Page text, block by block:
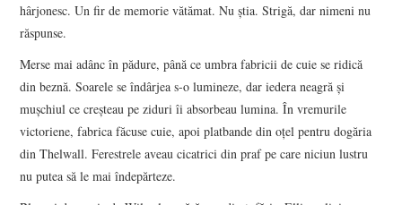
hârjonesc. Un fir de memorie vătămat. Nu știa. Strigă, dar nimeni nu
răspunse.
Merse mai adânc în pădure, până ce umbra fabricii de cuie se ridică
din beznă. Soarele se îndârjea s-o lumineze, dar iedera neagră și
mușchiul ce creșteau pe ziduri îi absorbeau lumina. În vremurile
victoriene, fabrica făcuse cuie, apoi platbande din oțel pentru dogăria
din Thelwall. Ferestrele aveau cicatrici din praf pe care niciun lustru
nu putea să le mai îndepărteze.